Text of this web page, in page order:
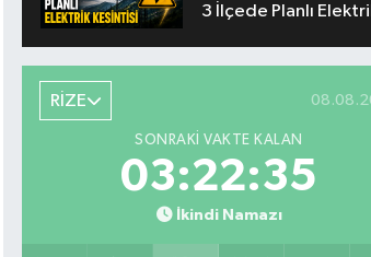
3 İlçede Planlı
RİZE
SONRAKI VAKTE KALAN
03:22:35
İkindi Namazı